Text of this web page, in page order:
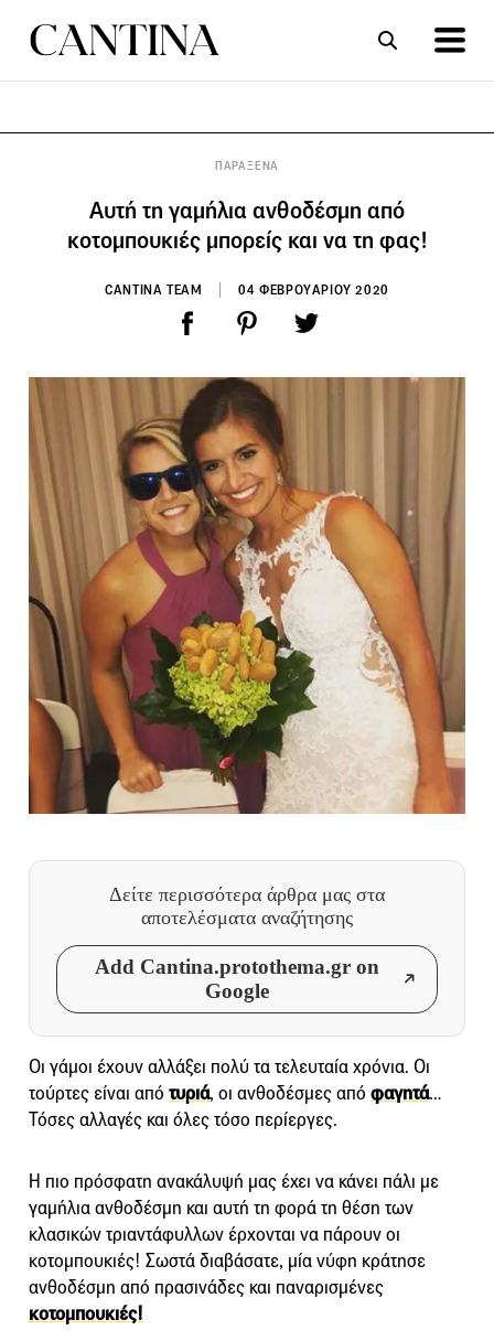
ΠΑΡΑΞΕΝΑ
Αυτή τη γαμήλια ανθοδέσμη από
κοτομπουκιές μπορείς και να τη φας!
CANTINA TEAM 04 ΦΕΒΡΟΥΑΡΙΟΥ 2020
Δείτε περισσότερα άρθρα μας στα
αποτελέσματα αναζήτησης
Add Cantina.protothema.gr on
Google
Οι γάμοι έχουν αλλάξει πολύ τα τελευταία χρόνια. Οι
τούρτες είναι από τυριά, οι ανθοδέσμες από φαγητά…
Τόσες αλλαγές και όλες τόσο περίεργες.
Η πιο πρόσφατη ανακάλυψή μας έχει να κάνει πάλι με
γαμήλια ανθοδέσμη και αυτή τη φορά τη θέση των
κλασικών τριαντάφυλλων έρχονται να πάρουν οι
κοτομπουκιές! Σωστά διαβάσατε, μία νύφη κράτησε
ανθοδέσμη από πρασινάδες και παναρισμένες
κοτομπουκιές!